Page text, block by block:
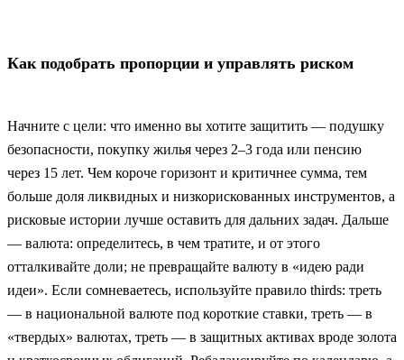
Как подобрать пропорции и управлять риском
Начните с цели: что именно вы хотите защитить — подушку
безопасности, покупку жилья через 2–3 года или пенсию
через 15 лет. Чем короче горизонт и критичнее сумма, тем
больше доля ликвидных и низкорискованных инструментов, а
рисковые истории лучше оставить для дальних задач. Дальше
— валюта: определитесь, в чем тратите, и от этого
отталкивайте доли; не превращайте валюту в «идею ради
идеи». Если сомневаетесь, используйте правило thirds: треть
— в национальной валюте под короткие ставки, треть — в
«твердых» валютах, треть — в защитных активах вроде золота